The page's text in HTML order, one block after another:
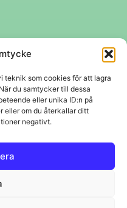
teknik som cookies för att lagra
du samtycker till dessa
eller unika ID:n på
eller om du återkallar ditt
negativt.